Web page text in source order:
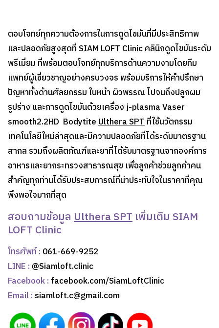
ตอบโจทย์ทุกความต้องการในการดูดไขมันที่มีประสิทธิภาพ
และปลอดภัยสูงสุดที่ SIAM LOFT Clinic คลินิกดูดไขมันระดับ
พรีเมี่ยม ที่พร้อมตอบโจทย์ทุกบริการด้านความงามโดยทีม
แพทย์ผู้เชี่ยวชาญอย่างครบวงจร พร้อมบริการให้คำปรึกษา
ปัญหาทั้งด้านศัลยกรรม ใบหน้า ผิวพรรณ ไปจนถึงปลูกผม
รูปร่าง และการดูดไขมันด้วยเครื่อง j-plasma Vaser
smooth2.2HD BodytiteUlthera SPTที่ใช้นวัตกรรม
เทคโนโลยีใหม่ล่าสุดและมีความปลอดภัยที่ได้ระดับมาตรฐาน
สากล รวมถึงผลิตภัณฑ์และยาที่ได้รับมาตรฐานจากองค์การ
อาหารและยากระทรวงสาธารณสุข เพื่อลูกค้าช่วยลูกค้าคน
สำคัญทุกท่านได้รับประสบการณ์ที่น่าประทับใจในราคาที่คุณ
พึงพอใจมากที่สุด
สอบถามข้อมูล Ulthera SPT เพิ่มเติม SIAM
LOFT Clinic
โทรศัพท์ : 061-669-9252
LINE :@Siamloft.clinic
Facebook : facebook.com/SiamLoftClinic
Email : siamloft.c@gmail.com